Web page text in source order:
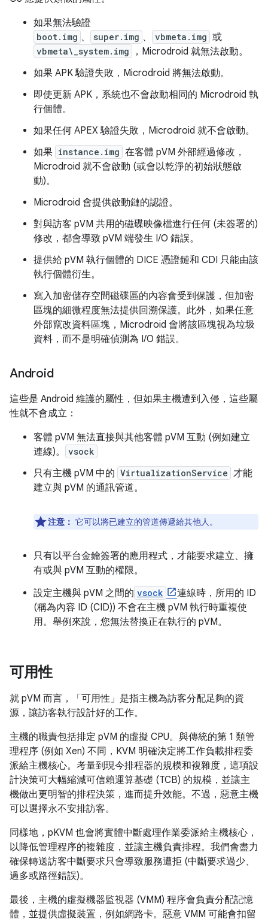
如果無法驗證
boot.img 、 super.img 、 vbmeta.img 或
vbmeta\_system.img
，Microdroid 就無法啟動。
如果 APK 驗證失敗，Microdroid 將無法啟動。
即使更新 APK，系統也不會啟動相同的 Microdroid 執
行個體。
如果任何 APEX 驗證失敗，Microdroid 就不會啟動。
如果 instance.img 在客體 pVM 外部經過修改，
Microdroid 就不會啟動 (或會以乾淨的初始狀態啟
動)。
Microdroid 會提供啟動鏈的認證。
對與訪客 pVM 共用的磁碟映像檔進行任何 (未簽署的)
修改，都會導致 pVM 端發生 I/O 錯誤。
提供給 pVM 執行個體的 DICE 憑證鏈和 CDI 只能由該
執行個體衍生。
寫入加密儲存空間磁碟區的內容會受到保護，但加密
區塊的細微程度無法提供回溯保護。此外，如果任意
外部竄改資料區塊，Microdroid 會將該區塊視為垃圾
資料，而不是明確偵測為 I/O 錯誤。
Android
這些是 Android 維護的屬性，但如果主機遭到入侵，這些屬
性就不會成立：
客體 pVM 無法直接與其他客體 pVM 互動 (例如建立
連線)。
vsock
只有主機 pVM 中的 VirtualizationService 才能
建立與 pVM 的通訊管道。
注意： 它可以將已建立的管道傳遞給其他人。
只有以平台金鑰簽署的應用程式，才能要求建立、擁
有或與 pVM 互動的權限。
設定主機與 pVM 之間的 vsock
連線時，所用的 ID
(稱為內容 ID (CID)) 不會在主機 pVM 執行時重複使
用。舉例來說，您無法替換正在執行的 pVM。
可用性
就 pVM 而言，「可用性」 是指主機為訪客分配足夠的資
源，讓訪客執行設計好的工作。
主機的職責包括排定 pVM 的虛擬 CPU。與傳統的第 1 類管
理程序 (例如 Xen) 不同，KVM 明確決定將工作負載排程委
派給主機核心。考量到現今排程器的規模和複雜度，這項設
計決策可大幅縮減可信賴運算基礎 (TCB) 的規模，並讓主
機做出更明智的排程決策，進而提升效能。不過，惡意主機
可以選擇永不安排訪客。
同樣地，pKVM 也會將實體中斷處理作業委派給主機核心，
以降低管理程序的複雜度，並讓主機負責排程。我們會盡力
確保轉送訪客中斷要求只會導致服務遭拒 (中斷要求過少、
過多或路徑錯誤)。
最後，主機的虛擬機器監視器 (VMM) 程序會負責分配記憶
體，並提供虛擬裝置，例如網路卡。惡意 VMM 可能會扣留